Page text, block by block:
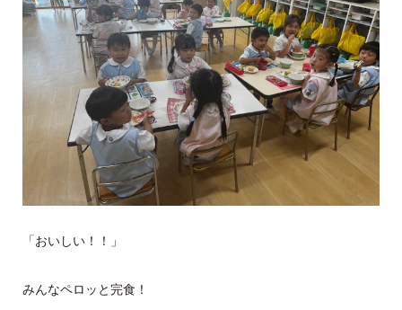
「おいしい！！」
みんなペロッと完食！